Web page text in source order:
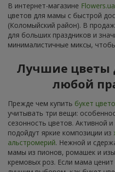
В интернет-магазине Flowers.ua
цветов для мамы с быстрой
(Коломыйский район). В
для больших праздников и
минималистичные миксы,
Лучшие цветы
любой
Прежде чем купить букет
учитывать три вещи:
сезонность цветов. Активной и
подойдут яркие композиции из
альстромерий. Нежной и
мамы из пионов, ромашек и
кремовых роз. Если мама ценит